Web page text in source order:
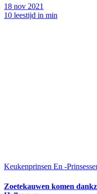
18 nov 2021
10 leestijd in min
Keukenprinsen En -
Zoetekauwen komen